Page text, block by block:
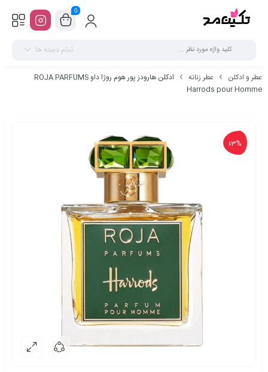
0
تمام دسته ها
عطر و ادکلن عطر زنانه
ادکلن هارودز پور هوم روژا داو ROJA PARFUMS
Harrods pour Homme
13%